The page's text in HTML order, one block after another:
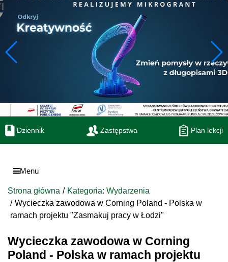
Dziennik Zastępstwa Plan lekcji
Menu
Strona główna
Kategoria: Wydarzenia
Wycieczka zawodowa w Corning Poland - Polska w
ramach projektu "Zasmakuj pracy w Łodzi"
Wycieczka zawodowa w Corning
Poland - Polska w ramach projektu